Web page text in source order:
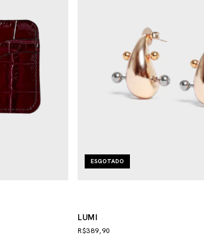
ESGOTADO
LUMI
R$389,90